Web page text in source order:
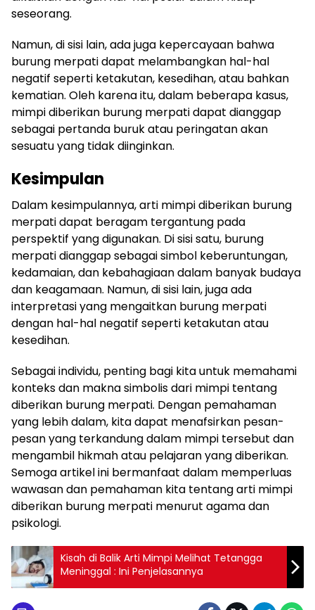
seseorang.
Namun, di sisi lain, ada juga kepercayaan bahwa
burung merpati dapat melambangkan hal-hal
negatif seperti ketakutan, kesedihan, atau bahkan
kematian. Oleh karena itu, dalam beberapa kasus,
mimpi diberikan burung merpati dapat dianggap
sebagai pertanda buruk atau peringatan akan
sesuatu yang tidak diinginkan.
Kesimpulan
Dalam kesimpulannya, arti mimpi diberikan burung
merpati dapat beragam tergantung pada
perspektif yang digunakan. Di sisi satu, burung
merpati dianggap sebagai simbol keberuntungan,
kedamaian, dan kebahagiaan dalam banyak budaya
dan keagamaan. Namun, di sisi lain, juga ada
interpretasi yang mengaitkan burung merpati
dengan hal-hal negatif seperti ketakutan atau
kesedihan.
Sebagai individu, penting bagi kita untuk memahami
konteks dan makna simbolis dari mimpi tentang
diberikan burung merpati. Dengan pemahaman
yang lebih dalam, kita dapat menafsirkan pesan-
pesan yang terkandung dalam mimpi tersebut dan
mengambil hikmah atau pelajaran yang diberikan.
Semoga artikel ini bermanfaat dalam memperluas
wawasan dan pemahaman kita tentang arti mimpi
diberikan burung merpati menurut agama dan
psikologi.
Kisah di Balik Arti Mimpi Melihat Tetangga
Meninggal : Ini Penjelasannya